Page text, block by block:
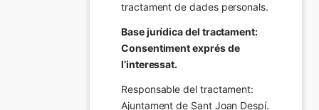
tractament de dades personals.
Base jurídica del tractament:
Consentiment exprés de
l’interessat.
Responsable del tractament:
Ajuntament de Sant Joan Despí.